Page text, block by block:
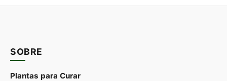
SOBRE
Plantas para Curar